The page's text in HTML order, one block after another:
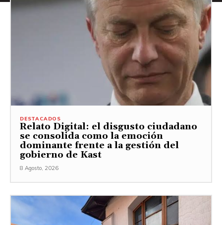
DESTACADOS
Relato Digital: el disgusto ciudadano
se consolida como la emoción
dominante frente a la gestión del
gobierno de Kast
8 Agosto, 2026